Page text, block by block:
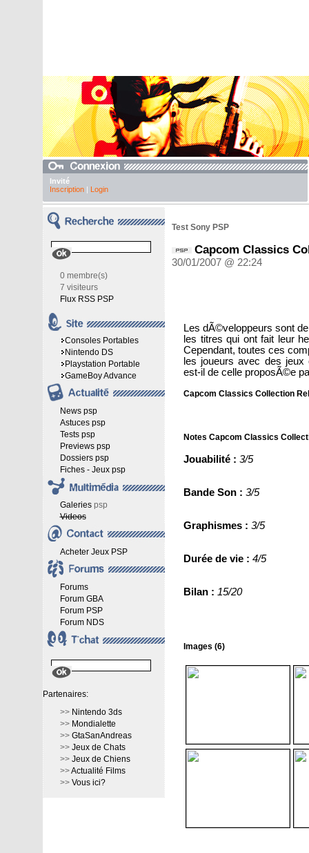
Invité
Inscription| Login
0 membre(s)
7 visiteurs
Flux RSS PSP
Consoles Portables
Nintendo DS
Playstation Portable
GameBoy Advance
News psp
Astuces psp
Tests psp
Previews psp
Dossiers psp
Fiches - Jeux psp
Galeriespsp
Videos
Acheter Jeux PSP
Forums
Forum GBA
Forum PSP
Forum NDS
Partenaires:
>> Nintendo 3ds
>> Mondialette
>> GtaSanAndreas
>> Jeux de Chats
>> Jeux de Chiens
>>Actualité Films
>> Vous ici?
Test Sony PSP
Capcom Classics
30/01/2007 @ 22:24
Les dÃ©veloppeurs sont
les titres qui ont fait leur
Cependant, toutes ces
les joueurs avec des
est-il de celle proposÃ©e
Capcom Classics Collection
Notes Capcom Classics
Jouabilité : 3/5
Bande Son : 3/5
Graphismes : 3/5
Durée de vie : 4/5
Bilan : 15/20
Images (6)